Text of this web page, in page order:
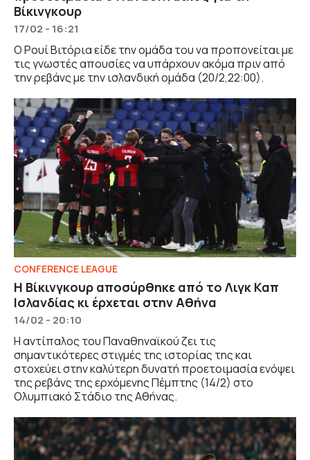
Βίκινγκουρ
17/02 - 16:21
Ο Ρουί Βιτόρια είδε την ομάδα του να προπονείται με
τις γνωστές απουσίες να υπάρχουν ακόμα πριν από
την ρεβάνς με την ισλανδική ομάδα (20/2,22:00).
CONFERENCE LEAGUE
Η Βίκινγκουρ αποσύρθηκε από το Λιγκ Καπ
Ισλανδίας κι έρχεται στην Αθήνα
14/02 - 20:10
Η αντίπαλος του Παναθηναϊκού ζει τις
σημαντικότερες στιγμές της ιστορίας της και
στοχεύει στην καλύτερη δυνατή προετοιμασία ενόψει
της ρεβάνς της ερχόμενης Πέμπτης (14/2) στο
Ολυμπιακό Στάδιο της Αθήνας.